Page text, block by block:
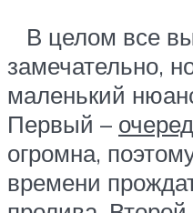
В целом все
замечательно,
маленький
Первый –
огромна,
времени